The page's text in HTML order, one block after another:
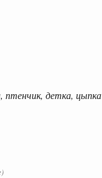
птенчик, детка, цыпка